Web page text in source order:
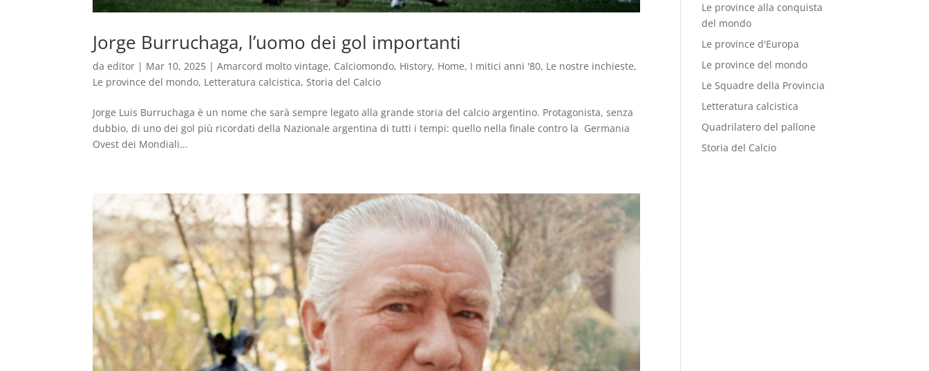
Jorge Burruchaga, l’uomo dei gol importanti
daeditor | Mar 10, 2025 |Amarcord molto vintage, Calciomondo, History, Home, I mitici anni '80, Le nostre inchieste,
Le province del mondo, Letteratura calcistica,Storia del Calcio
Jorge Luis Burruchaga è un nome che sarà sempre legato alla grande storia del calcio argentino. Protagonista, senza
dubbio, di uno dei gol più ricordati della Nazionale argentina di tutti i tempi: quello nella finale contro la Germania
Ovest dei Mondiali...
Le province alla conquista
del mondo
Le province d'Europa
Le province del mondo
Le Squadre della Provincia
Letteratura calcistica
Quadrilatero del pallone
Storia del Calcio